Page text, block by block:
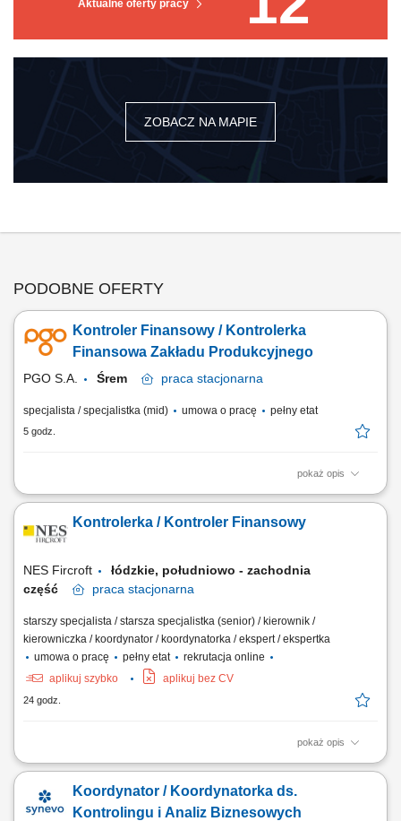
Aktualne oferty pracy
ZOBACZ NA MAPIE
PODOBNE OFERTY
Kontroler Finansowy / Kontrolerka
Finansowa Zakładu Produkcyjnego
PGO S.A. Śrem praca stacjonarna
specjalista / specjalistka (mid) umowa o pracę pełny etat
5 godz.
pokaż opis
Opis stanowiska prowadzenie controllingu finansowego i operacyjnego
zarządczych oraz miesięcznych zamknięć wyników, opracowywanie
budżetów, prognoz finansowych oraz analiz odchyleń kosztowych,
Kontrolerka / Kontroler Finansowy
NES Fircroft
łódzkie, południowo - zachodnia
część
praca stacjonarna
starszy specjalista / starsza specjalistka (senior) / kierownik /
kierowniczka / koordynator / koordynatorka / ekspert / ekspertka
umowa o pracę
pełny etat
rekrutacja online
aplikuj szybko
aplikuj bez CV
24 godz.
pokaż opis
Zakres obowiązków kompleksowe zarządzanie obszarem finansowym
controlling; współpraca z Kierownictwem Zakładu oraz Zarządem;
przygotowywanie analiz dotyczących rentowności, kosztów, marży,
Koordynator / Koordynatorka ds.
Kontrolingu i Analiz Biznesowych